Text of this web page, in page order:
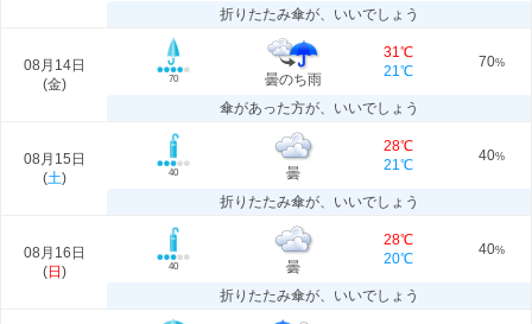
折りたたみ傘が、いいでしょう
08月14日
(金) 70 曇のち雨
31℃
21℃
70%
傘があった方が、いいでしょう
08月15日
(土) 40 曇
28℃
21℃
40%
折りたたみ傘が、いいでしょう
08月16日
(日 ) 40 曇
28℃
20℃
40%
折りたたみ傘が、いいでしょう